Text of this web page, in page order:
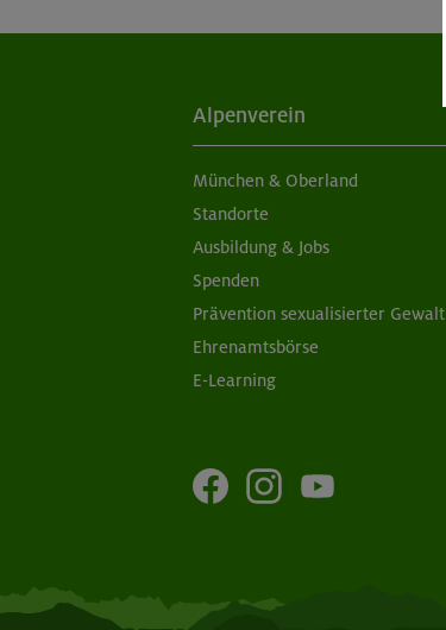
Alpenverein
München & Oberland
Standorte
Ausbildung & Jobs
Spenden
Prävention sexualisierter Gewalt
Ehrenamtsbörse
E-Learning